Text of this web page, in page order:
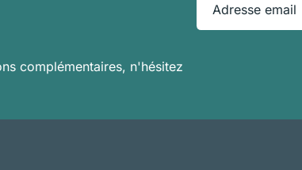
complémentaires, n'hésitez
Adresse email